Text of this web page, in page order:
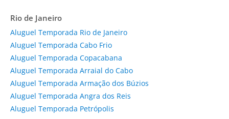
Rio de Janeiro
Aluguel Temporada Rio de Janeiro
Aluguel Temporada Cabo Frio
Aluguel Temporada Copacabana
Aluguel Temporada Arraial do Cabo
Aluguel Temporada Armação dos Búzios
Aluguel Temporada Angra dos Reis
Aluguel Temporada Petrópolis